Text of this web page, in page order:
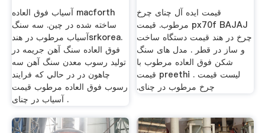
آسیاب فوق العاده macforth
ساخته شده در چین. سه سنگ
آسیاب مرطوب در هندsrkorea.
فوق العاده سنگ آهن جریمه در
تولید رسوب معدن سنگ آهن سه
چاهون در در حالي كه فرايند
رسوب فوق العاده مرطوب قیمت
آسیاب در چنای .
قیمت ایده آل چنای چرخ
مرطوب. قیمت px70f BAJAJ
چرخ در هند ‫قیمت دستگاه ساخت
و ساز در قطر . مدل های سنگ
شکن فوق العاده مرطوب با
لیست قیمت . preethi قیمت
چرخ مرطوب در چنای.